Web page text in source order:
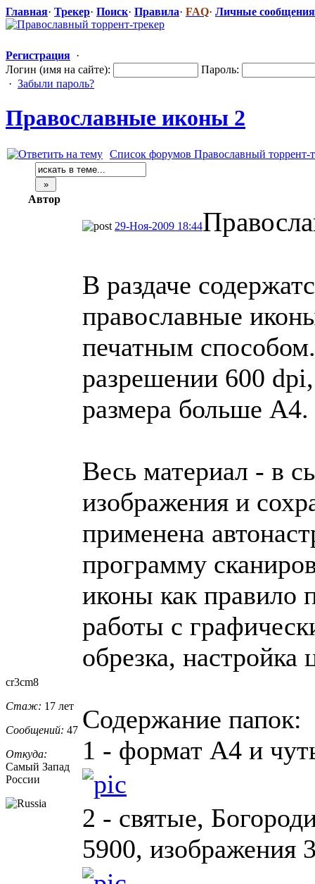
Главная· Трекер· Поиск· Правила· FAQ· Личные сообщения
Регистрация ·
Логин (имя на сайте):
Пароль:
· Забыли пароль?
Православные ​ иконы 2
Список форумов Православный торрент-
Автор
cr3cm8
Стаж: 17 лет
Сообщений: 47
Откуда:
Самый Запад
России
29-Ноя-2009 18:44
В раздаче
православные
печатным
разрешении 600
размера больше A4.
Весь материал - в
изображения и
применена
программу
иконы как правило
работы с
обрезка, настройка
Содержание папок:
1 - формат А4 и
2 - святые,
5900, изображения